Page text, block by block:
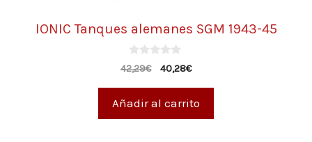
IONIC Tanques alemanes SGM 1943-45
0
d
42,29€ 40,28€
Añadir al carrito